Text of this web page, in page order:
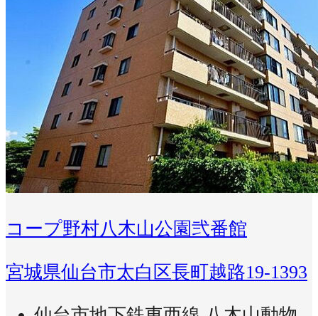
コープ野村八木山公園弐番館
宮城県仙台市太白区長町越路19-1393